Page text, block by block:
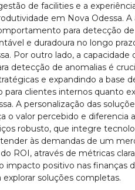
de facilities e a
em Nova Odessa. A
para detecção
e duradoura no longo
Por outro lado, a capacidade
detecção de anomalias é
e expandindo a base
clientes internos quanto
A personalização das
o valor percebido e diferencia
robusto, que integre
às demandas de um
ROI, através de métricas
positivo nas finanças
soluções completas.